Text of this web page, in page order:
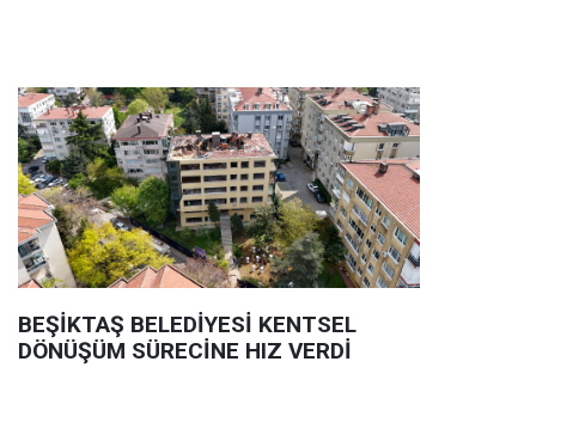
BEŞİKTAŞ BELEDİYESİ KENTSEL
DÖNÜŞÜM SÜRECİNE HIZ VERDİ